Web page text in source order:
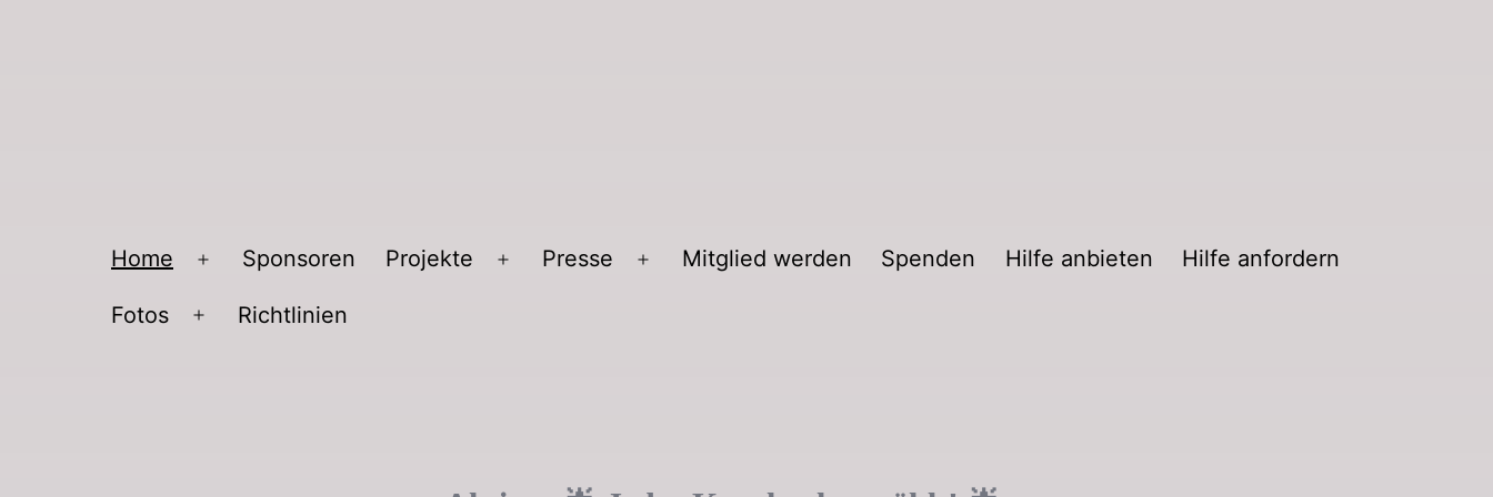
Home Sponsoren Projekte Presse Mitglied werden Spenden Hilfe anbieten Hilfe anfordern
Fotos Richtlinien